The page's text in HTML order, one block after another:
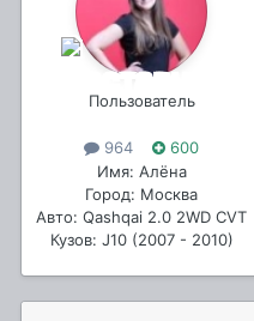
Пользователь
964
600
Имя: Алёна
Город: Москва
Авто: Qashqai 2.0 2WD CVT
Кузов: J10 (2007 - 2010)